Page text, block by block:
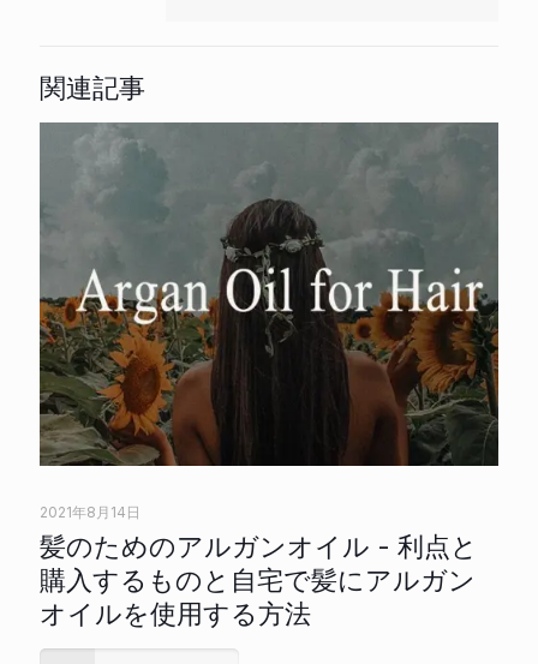
関連記事
2021年8月14日
髪のためのアルガンオイル - 利点と
購入するものと自宅で髪にアルガン
オイルを使用する方法